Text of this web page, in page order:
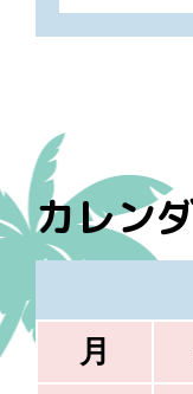
カレン
月